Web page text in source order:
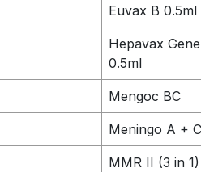
Euvax B 0.5ml
Hepavax Gene
0.5ml
Mengoc BC
Meningo A + C
MMR II (3 in 1)